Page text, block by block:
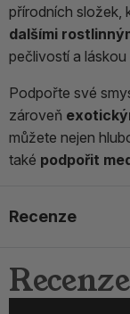
přírodních složek,
dalšími
pečlivostí a
Podpořte své
zároveň
můžete nejen
také podpořit
Recenze
Recenze